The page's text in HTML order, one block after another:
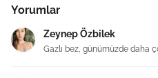
Yorumlar
Zeynep Özbilek
Gazlı bez, günümüzde daha